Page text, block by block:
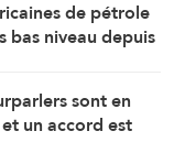
de pétrole
bas niveau depuis
sont en
un accord est